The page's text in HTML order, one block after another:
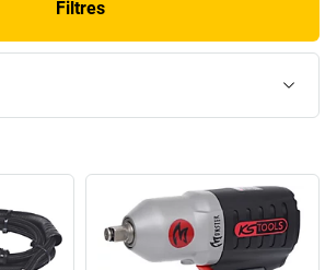
aux exigences professionnelles.
Filtres